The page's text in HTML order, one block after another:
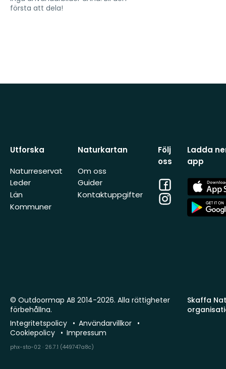
första att dela!
Utforska
Naturreservat
Leder
Län
Kommuner
Naturkartan
Om oss
Guider
Kontaktuppgifter
Följ
oss
Facebook
Instagram
Ladda
app
App
Store
App
Store
Skaffa
© Outdoormap AB 2014-2026. Alla rättigheter
förbehållna.
Integritetspolicy
Användarvillkor
Cookiepolicy
Impressum
phx-sto-02 · 26.7.1 (449747a8c)